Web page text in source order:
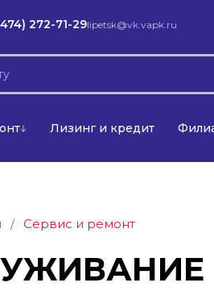
272-71-29lipetsk@vk.vapk.ru
Лизинг и кредит
/ Сервис и ремонт